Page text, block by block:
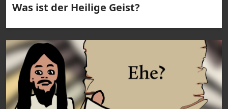
Was ist der Heilige Geist?